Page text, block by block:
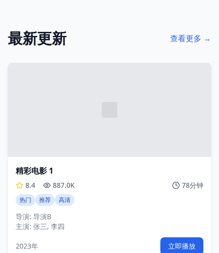
最新更新 查看更多 →
精彩电影 1
8.4 887.0K 78分钟
热门 推荐 高清
导演: 导演B
主演: 张三, 李四
2023年 立即播放